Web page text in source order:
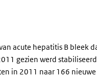
acute hepatitis B bleek
gezien werd
in 2011 naar 166